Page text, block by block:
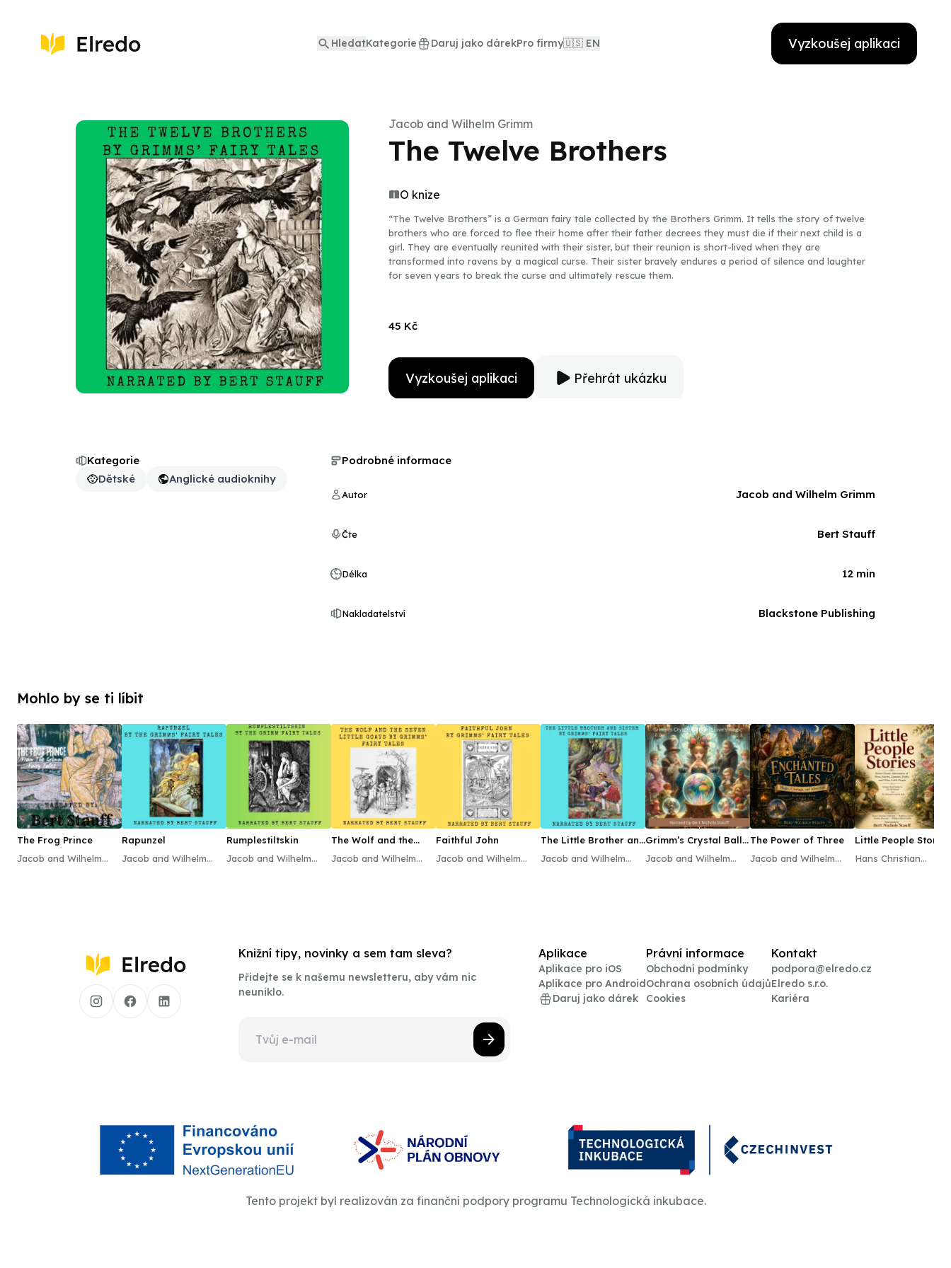
HledatKategorie Daruj jako dárekPro firmy🇺🇸 EN Vyzkoušej aplikaci
Jacob and Wilhelm Grimm
The Twelve Brothers
O knize
“The Twelve Brothers” is a German fairy tale collected by the Brothers Grimm. It tells the story of twelve
brothers who are forced to flee their home after their father decrees they must die if their next child is a
girl. They are eventually reunited with their sister, but their reunion is short-lived when they are
transformed into ravens by a magical curse. Their sister bravely endures a period of silence and laughter
for seven years to break the curse and ultimately rescue them.
45 Kč
Vyzkoušej aplikaci Přehrát ukázku
Kategorie
Dětské
Anglické audioknihy
Podrobné informace
Autor Jacob and Wilhelm Grimm
Čte Bert Stauff
Délka 12 min
Nakladatelství Blackstone Publishing
Mohlo by se ti líbit
The Frog Prince
Jacob and Wilhelm
Rapunzel
Jacob and Wilhelm
Rumplestiltskin
Jacob and Wilhelm
The Wolf and the
Jacob and Wilhelm
Faithful John
Jacob and Wilhelm
The Little Brother and
Jacob and Wilhelm
Grimm’s Crystal Balls
Jacob and Wilhelm
The Power of Three
Jacob and Wilhelm
Little People Stories
Hans Christian
Knižní tipy, novinky a sem tam sleva?
Přidejte se k našemu newsletteru, aby vám nic
neuniklo.
Aplikace
Aplikace pro iOS
Aplikace pro Android
Daruj jako dárek
Právní informace
Obchodní podmínky
Ochrana osobních údajů
Cookies
Kontakt
podpora@elredo.cz
Elredo s.r.o.
Kariéra
Tento projekt byl realizován za finanční podpory programu Technologická inkubace.